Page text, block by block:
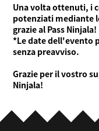
Una volta ottenuti, i
potenziati mediante
grazie al Pass Ninjala!
*Le date dell'evento
senza preavviso.
Grazie per il vostro
Ninjala!